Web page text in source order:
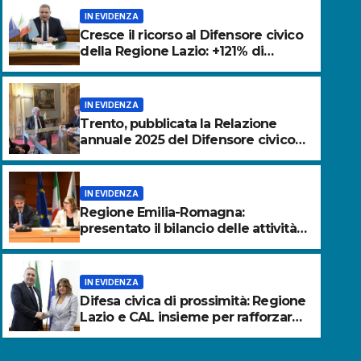
il bilancio
Aumentano le
IN EVIDENZA
Cresce il ricorso al Difensore civico
della Regione Lazio: +121% di
IN EVIDENZA
Trento, pubblicata la Relazione
annuale 2025 del Difensore civico
IN EVIDENZA
Regione Emilia-Romagna:
presentato il bilancio delle attività
IN EVIDENZA
Difesa civica di prossimità: Regione
Lazio e CAL insieme per rafforzare